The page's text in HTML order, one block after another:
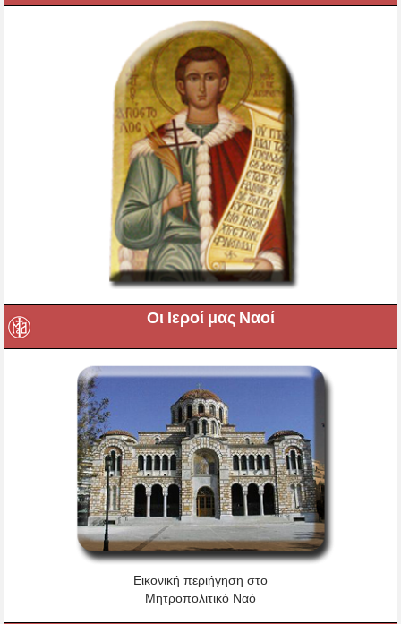
Οι Ιεροί μας Ναοί
Εικονική περιήγηση στο
Μητροπολιτικό Ναό